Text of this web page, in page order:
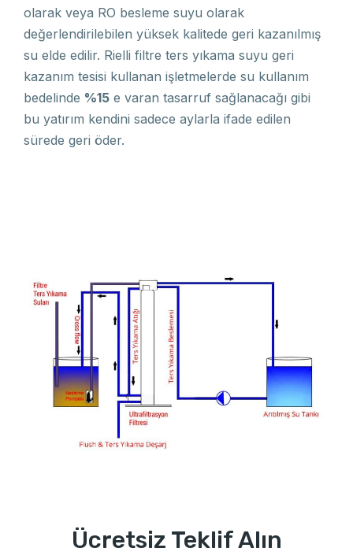
olarak veya RO besleme suyu olarak
değerlendirilebilen yüksek kalitede geri kazanılmış
su elde edilir. Rielli filtre ters yıkama suyu geri
kazanım tesisi kullanan işletmelerde su kullanım
bedelinde %15 e varan tasarruf sağlanacağı gibi
bu yatırım kendini sadece aylarla ifade edilen
sürede geri öder.
Ücretsiz Teklif Alın